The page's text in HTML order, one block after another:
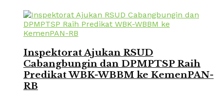
Inspektorat Ajukan RSUD
Cabangbungin dan DPMPTSP Raih
Predikat WBK-WBBM ke KemenPAN-
RB